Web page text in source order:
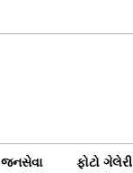
જનસેવા ફોટો ગેલેરી